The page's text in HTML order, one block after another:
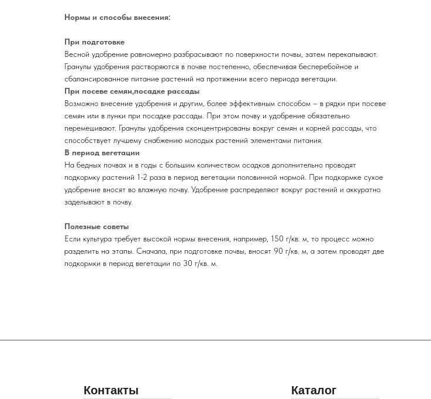
Нормы и способы внесения:
При подготовке
Весной удобрение равномерно разбрасывают по поверхности почвы, затем перекапывают.
Гранулы удобрения растворяются в почве постепенно, обеспечивая бесперебойное и
сбалансированное питание растений на протяжении всего периода вегетации.
При посеве семян,посадке рассады
Возможно внесение удобрения и другим, более эффективным способом – в рядки при посеве
семян или в лунки при посадке рассады. При этом почву и удобрение обязательно
перемешивают. Гранулы удобрения сконцентрированы вокруг семян и корней рассады, что
способствует лучшему снабжению молодых растений элементами питания.
В период вегетации
На бедных почвах и в годы с большим количеством осадков дополнительно проводят
подкормку растений 1-2 раза в период вегетации половинной нормой. При подкормке сухое
удобрение вносят во влажную почву. Удобрение распределяют вокруг растений и аккуратно
заделывают в почву.
Полезные советы
Если культура требует высокой нормы внесения, например, 150 г/кв. м, то процесс можно
разделить на этапы. Сначала, при подготовке почвы, вносят 90 г/кв. м, а затем проводят две
подкормки в период вегетации по 30 г/кв. м.
Контакты Каталог